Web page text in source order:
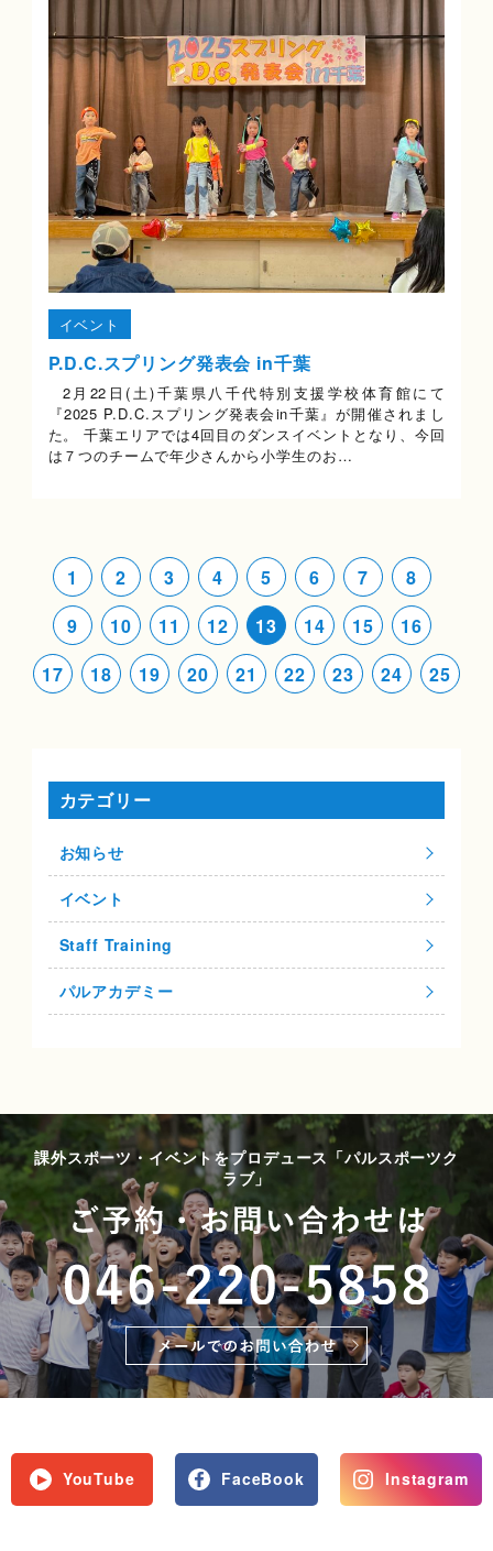
イベント
P.D.C.スプリング発表会 in千葉
2月22日(土)千葉県八千代特別支援学校体育館にて
『2025 P.D.C.スプリング発表会in千葉』が開催されまし
た。 千葉エリアでは4回目のダンスイベントとなり、今回
は７つのチームで年少さんから小学生のお…
1 2 3 4 5 6 7
8
9
10 11 12 13 14 15
16
17
18 19 20 21 22 23 24 25
カテゴリー
お知らせ
イベント
Staff Training
パルアカデミー
課外スポーツ・イベントをプロデュース「パルスポーツク
ラブ」
YouTube FaceBook Instagram